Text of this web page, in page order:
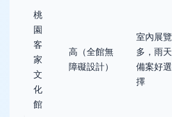
桃
園
客
家
文
化
館
高（全館無
障礙設計）
室內展覽
多，雨天
備案好選
擇